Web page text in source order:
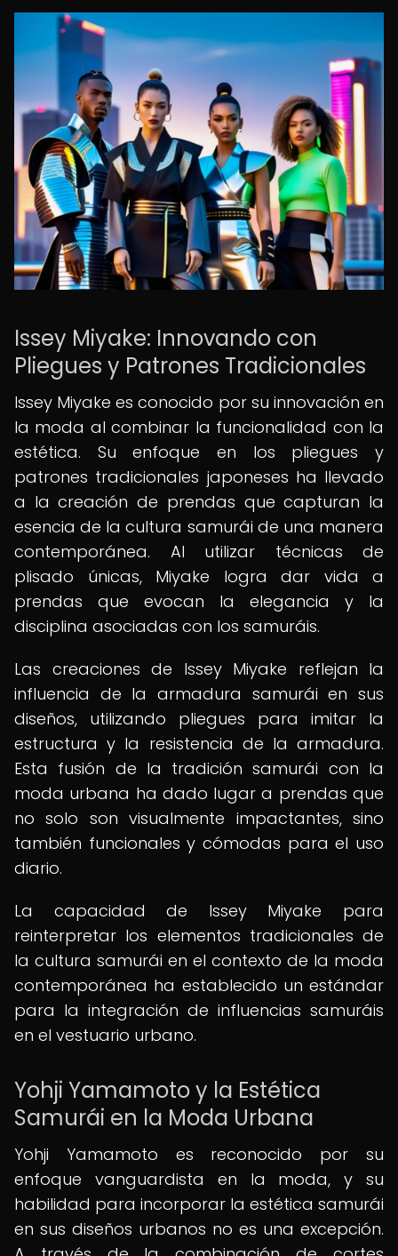
Issey Miyake: Innovando con
Pliegues y Patrones Tradicionales
Issey Miyake es conocido por su innovación en
la moda al combinar la funcionalidad con la
estética. Su enfoque en los pliegues y
patrones tradicionales japoneses ha llevado
a la creación de prendas que capturan la
esencia de la cultura samurái de una manera
contemporánea. Al utilizar técnicas de
plisado únicas, Miyake logra dar vida a
prendas que evocan la elegancia y la
disciplina asociadas con los samuráis.
Las creaciones de Issey Miyake reflejan la
influencia de la armadura samurái en sus
diseños, utilizando pliegues para imitar la
estructura y la resistencia de la armadura.
Esta fusión de la tradición samurái con la
moda urbana ha dado lugar a prendas que
no solo son visualmente impactantes, sino
también funcionales y cómodas para el uso
diario.
La capacidad de Issey Miyake para
reinterpretar los elementos tradicionales de
la cultura samurái en el contexto de la moda
contemporánea ha establecido un estándar
para la integración de influencias samuráis
en el vestuario urbano.
Yohji Yamamoto y la Estética
Samurái en la Moda Urbana
Yohji Yamamoto es reconocido por su
enfoque vanguardista en la moda, y su
habilidad para incorporar la estética samurái
en sus diseños urbanos no es una excepción.